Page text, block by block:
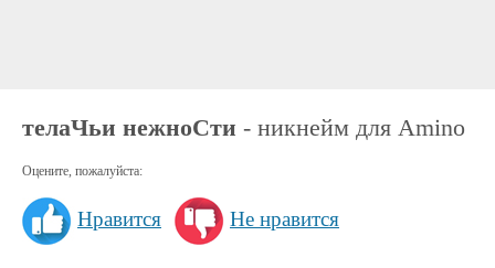
телаЧьи нежноСти - никнейм для Amino
Оцените, пожалуйста:
Нравится Не нравится